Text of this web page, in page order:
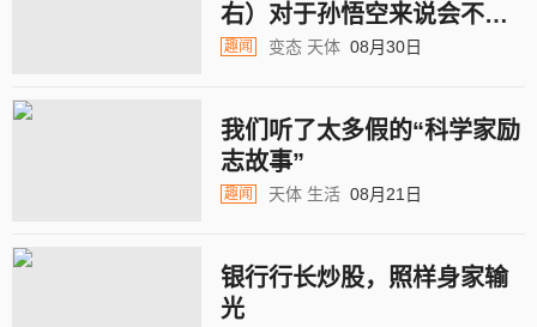
右）对于孙悟空来说会不会
太轻了？
趣闻 变态 天体 08月30日
我们听了太多假的“科学家励
志故事”
趣闻 天体 生活 08月21日
银行行长炒股，照样身家输
光